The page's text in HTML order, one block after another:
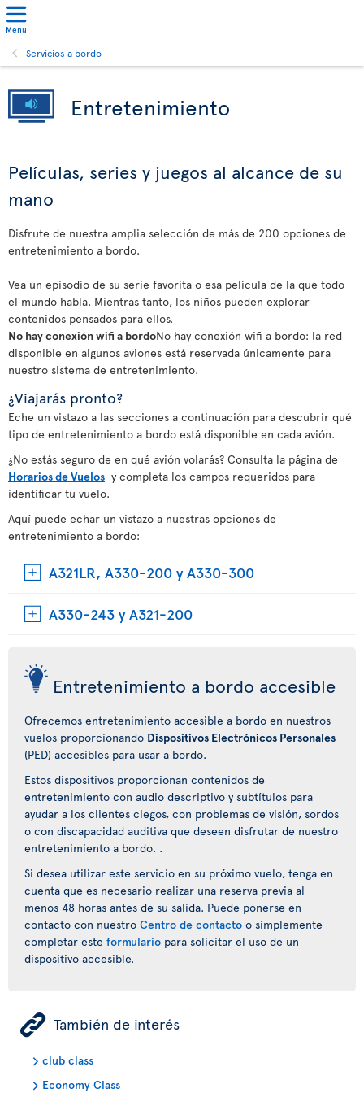
Menu
Servicios a bordo
Entretenimiento
Películas, series y juegos al alcance de su
mano
Disfrute de nuestra amplia selección de más de 200 opciones de
entretenimiento a bordo.
Vea un episodio de su serie favorita o esa película de la que todo
el mundo habla. Mientras tanto, los niños pueden explorar
contenidos pensados para ellos.
No hay conexión wifi a bordoNo hay conexión wifi a bordo: la red
disponible en algunos aviones está reservada únicamente para
nuestro sistema de entretenimiento.
¿Viajarás pronto?
Eche un vistazo a las secciones a continuación para descubrir qué
tipo de entretenimiento a bordo está disponible en cada avión.
¿No estás seguro de en qué avión volarás? Consulta la página de
Horarios de Vuelos y completa los campos requeridos para
identificar tu vuelo.
Aquí puede echar un vistazo a nuestras opciones de
entretenimiento a bordo:
A321LR, A330-200 y A330-300
A330-243 y A321-200
Entretenimiento a bordo accesible
Ofrecemos entretenimiento accesible a bordo en nuestros
vuelos proporcionando Dispositivos Electrónicos Personales
(PED) accesibles para usar a bordo.
Estos dispositivos proporcionan contenidos de
entretenimiento con audio descriptivo y subtítulos para
ayudar a los clientes ciegos, con problemas de visión, sordos
o con discapacidad auditiva que deseen disfrutar de nuestro
entretenimiento a bordo. .
Si desea utilizar este servicio en su próximo vuelo, tenga en
cuenta que es necesario realizar una reserva previa al
menos 48 horas antes de su salida. Puede ponerse en
contacto con nuestro Centro de contacto o simplemente
completar este formulario para solicitar el uso de un
dispositivo accesible.
ÿ También de interés
club class
Economy Class